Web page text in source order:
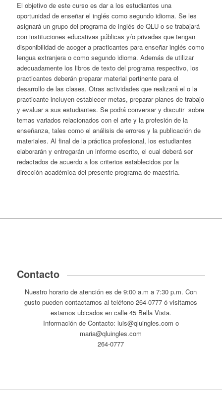
El objetivo de este curso es dar a los estudiantes una
oportunidad de enseñar el inglés como segundo idioma. Se les
asignará un grupo del programa de inglés de QLU o se trabajará
con instituciones educativas públicas y/o privadas que tengan
disponibilidad de acoger a practicantes para enseñar inglés como
lengua extranjera o como segundo idioma. Además de utilizar
adecuadamente los libros de texto del programa respectivo, los
practicantes deberán preparar material pertinente para el
desarrollo de las clases. Otras actividades que realizará el o la
practicante incluyen establecer metas, preparar planes de trabajo
y evaluar a sus estudiantes. Se podrá conversar y discutir sobre
temas variados relacionados con el arte y la profesión de la
enseñanza, tales como el análisis de errores y la publicación de
materiales. Al final de la práctica profesional, los estudiantes
elaborarán y entregarán un informe escrito, el cual deberá ser
redactados de acuerdo a los criterios establecidos por la
dirección académica del presente programa de maestría.
Contacto
Nuestro horario de atención es de 9:00 a.m a 7:30 p.m. Con
gusto pueden contactarnos al teléfono 264-0777 ó visitarnos
estamos ubicados en calle 45 Bella Vista.
Información de Contacto: luis@qluingles.com o
maria@qluingles.com
264-0777